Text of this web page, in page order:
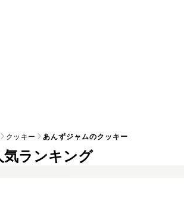
クッキー あんずジャムのクッキー
気ランキング